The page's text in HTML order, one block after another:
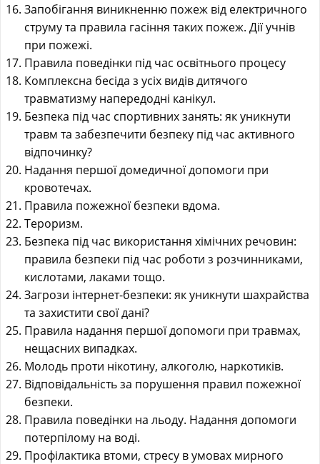
Запобігання виникненню пожеж від електричного
струму та правила гасіння таких пожеж. Дії учнів
при пожежі.
Правила поведінки під час освітнього процесу
Комплексна бесіда з усіх видів дитячого
травматизму напередодні канікул.
Безпека під час спортивних занять: як уникнути
травм та забезпечити безпеку під час активного
відпочинку?
Надання першої домедичної допомоги при
кровотечах.
Правила пожежної безпеки вдома.
Тероризм.
Безпека під час використання хімічних речовин:
правила безпеки під час роботи з розчинниками,
кислотами, лаками тощо.
Загрози інтернет-безпеки: як уникнути шахрайства
та захистити свої дані?
Правила надання першої допомоги при травмах,
нещасних випадках.
Молодь проти нікотину, алкоголю, наркотиків.
Відповідальність за порушення правил пожежної
безпеки.
Правила поведінки на льоду. Надання допомоги
потерпілому на воді.
Профілактика втоми, стресу в умовах мирного